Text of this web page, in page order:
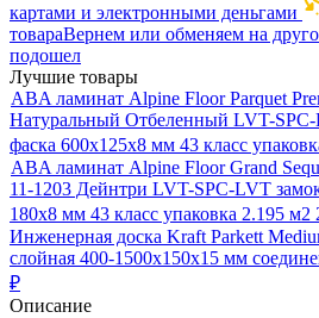
картами и электронными деньгами
товараВернем или обменяем на
подошел
Лучшие товары
ABA ламинат Alpine Floor Parquet
Натуральный Отбеленный LVT-
фаска 600х125х8 мм 43 класс
ABA ламинат Alpine Floor Grand
11-1203 Дейнтри LVT-SPC-LVT
180х8 мм 43 класс упаковка 2.195 м2
Инженерная доска Kraft Parkett
слойная 400-1500х150х15 мм
₽
Описание